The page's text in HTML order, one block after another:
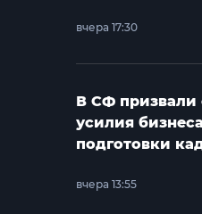
вчера 17:30
В СФ призвали
усилия
подготовки
вчера 13:55